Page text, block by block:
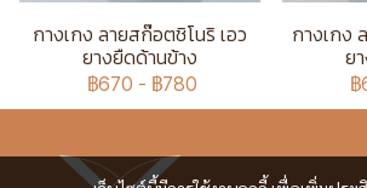
กางเกง ลายสก๊อตชิโนริ เอว
ยางยืดด้านข้าง
฿670 - ฿780
กางเกง
ย
฿